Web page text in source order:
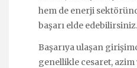
hem de enerji
başarı elde edebilirsiniz.
Başarıya ulaşan
genellikle cesaret,